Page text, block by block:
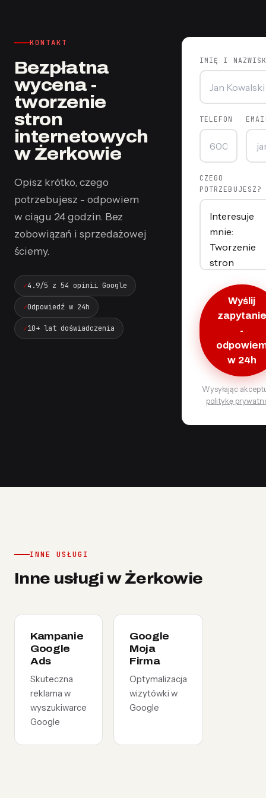
KONTAKT
Bezpłatna
wycena -
tworzenie
stron
internetowych
w Żerkowie
Opisz krótko, czego
potrzebujesz - odpowiem
w ciągu 24 godzin. Bez
zobowiązań i sprzedażowej
ściemy.
4.9/5 z 54 opinii Google
Odpowiedź w 24h
10+ lat doświadczenia
IMIĘ I
TELEFON
CZEGO
POTRZEBUJESZ?
Wyślij
zapytanie
-
w 24h
Wysyłając
politykę
INNE USŁUGI
Inne usługi w Żerkowie
Kampanie
Google
Ads
Skuteczna
reklama w
wyszukiwarce
Google
Google
Moja
Firma
Optymalizacja
wizytówki w
Google